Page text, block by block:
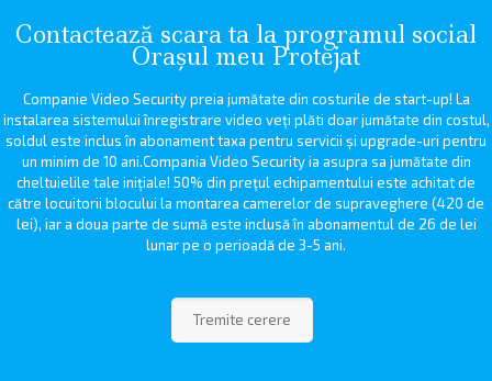
Contactează scara ta la programul social
Orașul meu Protejat
Companie Video Security preia jumătate din costurile de start-up! La
instalarea sistemului înregistrare video veți plăti doar jumătate din costul,
soldul este inclus în abonament taxa pentru servicii și upgrade-uri pentru
un minim de 10 ani.Compania Video Security ia asupra sa jumătate din
cheltuielile tale inițiale! 50% din prețul echipamentului este achitat de
către locuitorii blocului la montarea camerelor de supraveghere (420 de
lei), iar a doua parte de sumă este inclusă în abonamentul de 26 de lei
lunar pe o perioadă de 3-5 ani.
Tremite cerere